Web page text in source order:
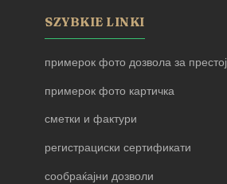
SZYBKIE LINKI
примерок фото дозвола за престој
примерок фото картичка
сметки и фактури
регистрациски сертификати
сообраќајни дозволи